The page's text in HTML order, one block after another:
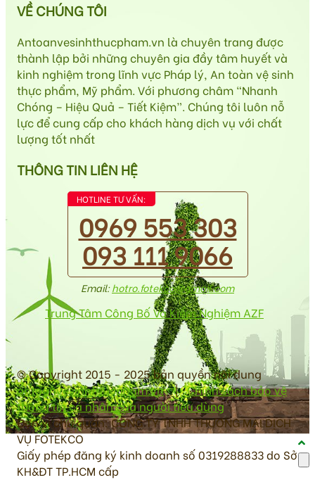
VỀ CHÚNG TÔI
Antoanvesinhthucpham.vn là chuyên trang được
thành lập bởi những chuyên gia đầy tâm huyết và
kinh nghiệm trong lĩnh vực Pháp lý, An toàn vệ sinh
thực phẩm, Mỹ phẩm. Với phương châm “Nhanh
Chóng – Hiệu Quả – Tiết Kiệm”. Chúng tôi luôn nỗ
lực để cung cấp cho khách hàng dịch vụ với chất
lượng tốt nhất
THÔNG TIN LIÊN HỆ
HOTLINE TƯ VẤN:
0969 553 303
093 111 9066
Email:hotro.fotekco@gmail.com
Trung Tâm Công Bố Và Kiểm Nghiệm AZF
© Copyright 2015 - 2025 bản quyền nội dung
antoanvesinhthucpham.vn|Chính sách bảo vệ
thông tin cá nhân của người tiêu dùng
Đơn vị chủ quản: CÔNG TY TNHH THƯƠNG MẠI DỊCH
VỤ FOTEKCO
Giấy phép đăng ký kinh doanh số 0319288833 do Sở
KH&ĐT TP.HCM cấp